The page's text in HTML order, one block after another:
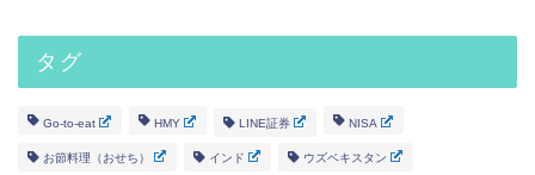
タグ
Go-to-eat HMY LINE証券 NISA
お節料理（おせち） インド ウズベキスタン